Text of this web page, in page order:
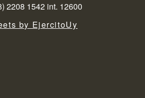
2208 1542 int. 12600
by EjercitoUy